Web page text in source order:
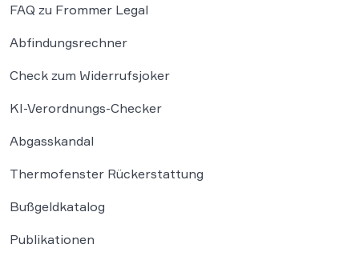
FAQ zu Frommer Legal
Abfindungsrechner
Check zum Widerrufsjoker
KI-Verordnungs-Checker
Abgasskandal
Thermofenster Rückerstattung
Bußgeldkatalog
Publikationen